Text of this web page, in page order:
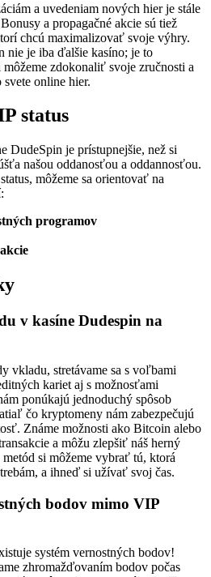
a uvedeniam nových hier je stále
a propagačné akcie sú tiež
chcú maximalizovať svoje výhry.
nie je iba ďalšie kasíno; je to
zdokonaliť svoje zručnosti a
online hier.
status
DudeSpin je prístupnejšie, než si
našou oddanosťou a oddannosťou.
môžeme sa orientovať na
programov
v kasíne Dudespin na
vkladu, stretávame sa s voľbami
kariet aj s možnosťami
ponúkajú jednoduchý spôsob
čo kryptomeny nám zabezpečujú
Známe možnosti ako Bitcoin alebo
a môžu zlepšiť náš herný
si môžeme vybrať tú, ktorá
a ihneď si užívať svoj čas.
bodov mimo VIP
systém vernostných bodov!
zhromažďovaním bodov počas